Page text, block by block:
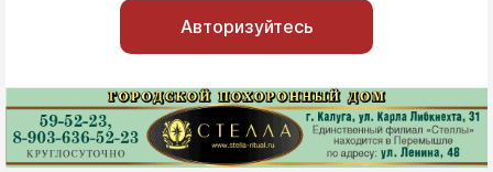
Авторизуйтесь